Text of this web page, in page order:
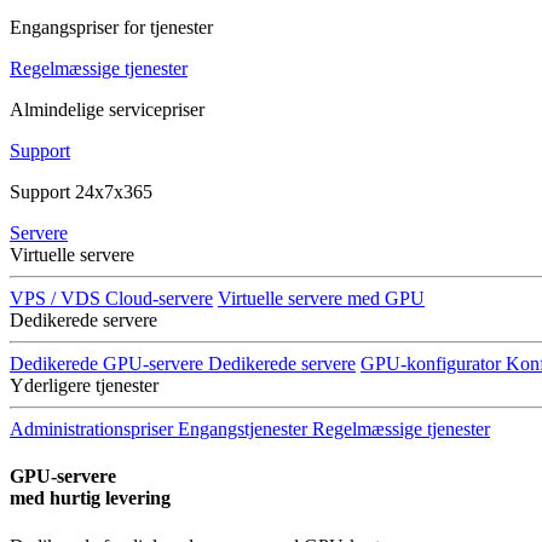
Engangspriser for tjenester
Regelmæssige tjenester
Almindelige servicepriser
Support
Support 24x7x365
Servere
Virtuelle servere
VPS / VDS Cloud-servere Virtuelle servere med GPU
Dedikerede servere
Dedikerede GPU-servere Dedikerede servere GPU-konfigurator
Yderligere tjenester
Administrationspriser Engangstjenester Regelmæssige tjenester
GPU-servere
med hurtig levering